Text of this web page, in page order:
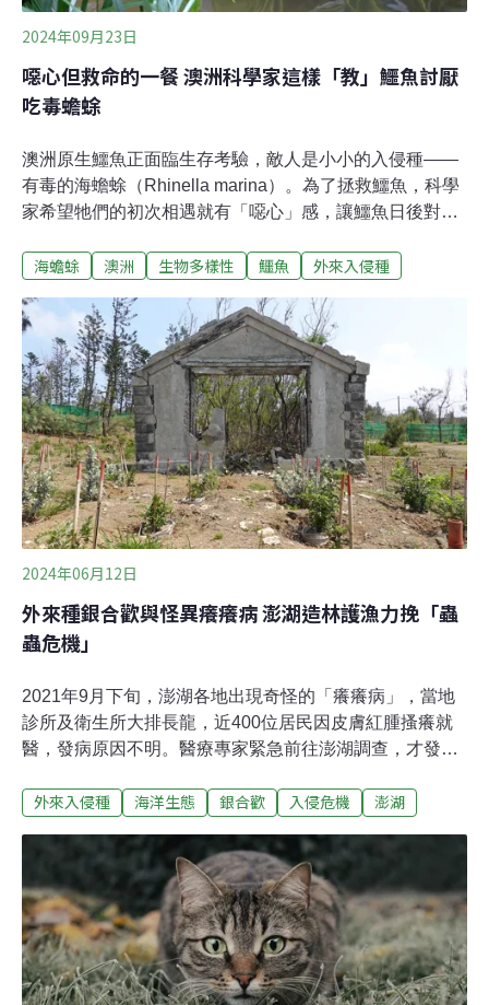
2024年09月23日
噁心但救命的一餐 澳洲科學家這樣「教」鱷魚討厭
吃毒蟾蜍
澳洲原生鱷魚正面臨生存考驗，敵人是小小的入侵種——
有毒的海蟾蜍（Rhinella marina）。為了拯救鱷魚，科學
家希望牠們的初次相遇就有「噁心」感，讓鱷魚日後對海
海蟾蜍於1935年從夏威夷引入澳洲，原本希望牠們能吃掉
繁殖。目前估計澳洲已有2億隻海蟾蜍，造成澳洲淡水鱷
（Crocodylus johnstoni）大量死亡。海蟾蜍含有劇毒，雪
梨麥覺理大學（Macquarie University）保育學家沃德菲爾
（Georgia Ward-Fear）目睹鱷魚吃了海蟾蜍後抽搐、心臟
驟停後快速死亡，過程非常痛苦。毒蟾蜍導致原生的澳洲
淡水鱷數量驟減70%。澳洲淡水鱷是頂級掠食者，少了牠
們後，在河川底層的魚類增加，大量吃掉魚蝦，導致生態
失衡。不愉快的一餐 教鱷魚「討厭吃」毒蟾蜍
海蟾蜍 澳洲 生物多樣性 鱷魚 外來入侵種
2024年06月12日
外來種銀合歡與怪異癢癢病 澎湖造林護漁力挽「蟲
蟲危機」
2021年9月下旬，澎湖各地出現奇怪的「癢癢病」，當地
診所及衛生所大排長龍，近400位居民因皮膚紅腫搔癢就
醫，發病原因不明。醫療專家緊急前往澎湖調查，才發現
後，農業單位進一步調查，發現黃毒蛾幼蟲大爆發不僅受
「銀合歡」有關。銀合歡大舉入侵澎湖，一度爆發癢癢病
全球化盛行，外來入侵種成為生物多樣性流失的一大危
機。聯合國報告指出，全球約60%動植物滅絕與外來種有
關。外來種對一般民眾而言也許不痛不癢，但澎湖的居民
卻因銀合歡，有了「切身之癢」。回憶起當年的怪病情
形，一位馬公居民說，大家擔心蟲害減少出門即使天氣炎
外來入侵種 海洋生態 銀合歡 入侵危機 澎湖